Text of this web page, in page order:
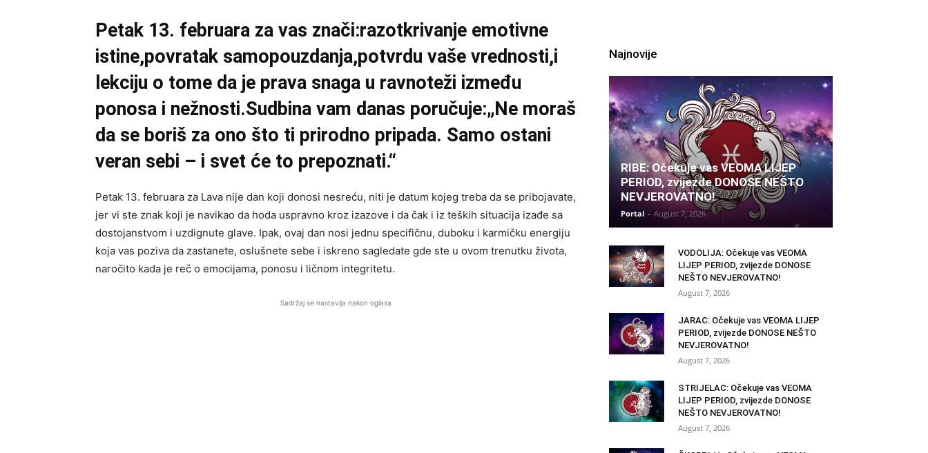
Petak 13. februara za vas znači:razotkrivanje emotivne
istine,povratak samopouzdanja,potvrdu vaše vrednosti,i
lekciju o tome da je prava snaga u ravnoteži između
ponosa i nežnosti.Sudbina vam danas poručuje:„Ne moraš
da se boriš za ono što ti prirodno pripada. Samo ostani
veran sebi – i svet će to prepoznati.“
Petak 13. februara za Lava nije dan koji donosi nesreću, niti je datum kojeg treba da se pribojavate,
jer vi ste znak koji je navikao da hoda uspravno kroz izazove i da čak i iz teških situacija izađe sa
dostojanstvom i uzdignute glave. Ipak, ovaj dan nosi jednu specifičnu, duboku i karmičku energiju
koja vas poziva da zastanete, oslušnete sebe i iskreno sagledate gde ste u ovom trenutku života,
naročito kada je reč o emocijama, ponosu i ličnom integritetu.
Sadržaj se nastavlja nakon oglasa
Najnovije
RIBE: Očekuje vas VEOMA LIJEP
PERIOD, zvijezde DONOSE NEŠTO
NEVJEROVATNO!
Portal - August 7, 2026
VODOLIJA: Očekuje vas VEOMA
LIJEP PERIOD, zvijezde DONOSE
NEŠTO NEVJEROVATNO!
August 7, 2026
JARAC: Očekuje vas VEOMA LIJEP
PERIOD, zvijezde DONOSE NEŠTO
NEVJEROVATNO!
August 7, 2026
STRIJELAC: Očekuje vas VEOMA
LIJEP PERIOD, zvijezde DONOSE
NEŠTO NEVJEROVATNO!
August 7, 2026